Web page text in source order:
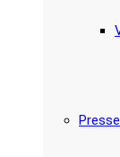
Presse